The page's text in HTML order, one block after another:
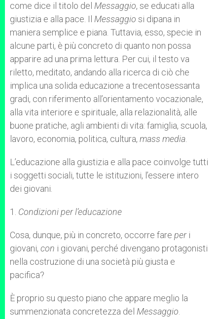
come dice il titolo del Messaggio, se educati alla
giustizia e alla pace. Il Messaggio si dipana in
maniera semplice e piana. Tuttavia, esso, specie in
alcune parti, è più concreto di quanto non possa
apparire ad una prima lettura. Per cui, il testo va
riletto, meditato, andando alla ricerca di ciò che
implica una solida educazione a trecentosessanta
gradi, con riferimento all’orientamento vocazionale,
alla vita interiore e spirituale, alla relazionalità, alle
buone pratiche, agli ambienti di vita: famiglia, scuola,
lavoro, economia, politica, cultura, mass media
L’educazione alla giustizia e alla pace coinvolge tutti
i soggetti sociali, tutte le istituzioni, l’essere intero
dei giovani.
1. Condizioni per l’educazione
Cosa, dunque, più in concreto, occorre fare peri
giovani, con i giovani, perché divengano protagonisti
nella costruzione di una società più giusta e
pacifica?
È proprio su questo piano che appare meglio la
summenzionata concretezza del Messaggio